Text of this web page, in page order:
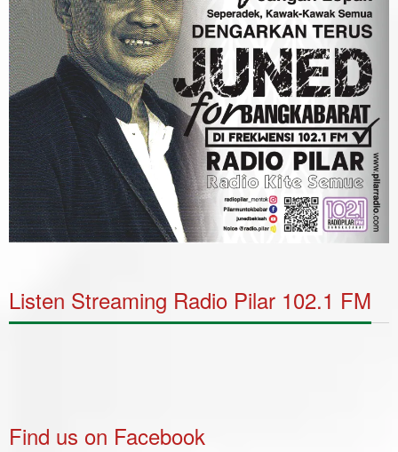
Listen Streaming Radio Pilar 102.1 FM
Find us on Facebook